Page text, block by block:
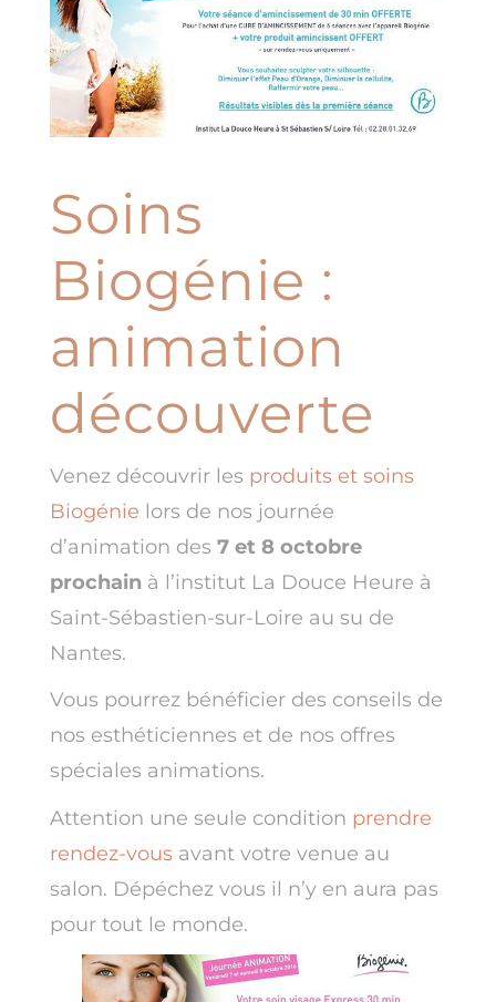
Soins
Biogénie :
animation
découverte
Venez découvrir les produits et soins
Biogénie lors de nos journée
d’animation des 7 et 8 octobre
prochain à l’institut La Douce Heure à
Saint-Sébastien-sur-Loire au su de
Nantes.
Vous pourrez bénéficier des conseils de
nos esthéticiennes et de nos offres
spéciales animations.
Attention une seule condition prendre
rendez-vousavant votre venue au
salon. Dépéchez vous il n’y en aura pas
pour tout le monde.